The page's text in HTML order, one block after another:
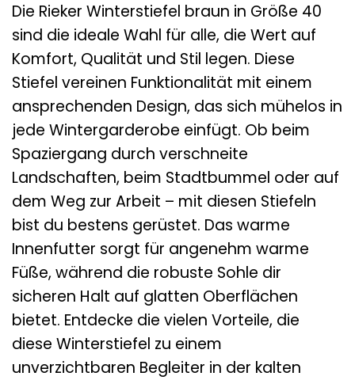
Die Rieker Winterstiefel braun in Größe 40
sind die ideale Wahl für alle, die Wert auf
Komfort, Qualität und Stil legen. Diese
Stiefel vereinen Funktionalität mit einem
ansprechenden Design, das sich mühelos in
jede Wintergarderobe einfügt. Ob beim
Spaziergang durch verschneite
Landschaften, beim Stadtbummel oder auf
dem Weg zur Arbeit – mit diesen Stiefeln
bist du bestens gerüstet. Das warme
Innenfutter sorgt für angenehm warme
Füße, während die robuste Sohle dir
sicheren Halt auf glatten Oberflächen
bietet. Entdecke die vielen Vorteile, die
diese Winterstiefel zu einem
unverzichtbaren Begleiter in der kalten